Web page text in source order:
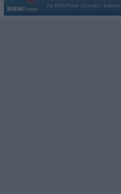
Par BMWPower
Kontakti Reklāma